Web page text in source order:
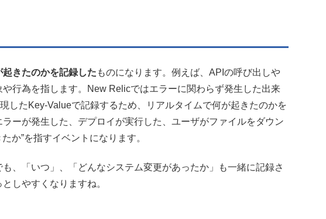
きたのかを記録した ものになります。例えば、APIの呼び出しや
行為を指します。New Relicではエラーに関わらず発生した出来
したKey-Valueで記録するため、リアルタイムで何が起きたのかを
ーが発生した、デプロイが実行した、ユーザがファイルをダウン
か”を指すイベントになります。
、「いつ」、「どんなシステム変更があったか」も一緒に記録さ
しやすくなりますね。